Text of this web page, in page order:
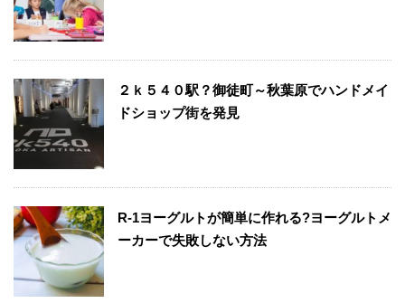
２ｋ５４０駅？御徒町～秋葉原でハンドメイ
ドショップ街を発見
R-1ヨーグルトが簡単に作れる?ヨーグルトメ
ーカーで失敗しない方法